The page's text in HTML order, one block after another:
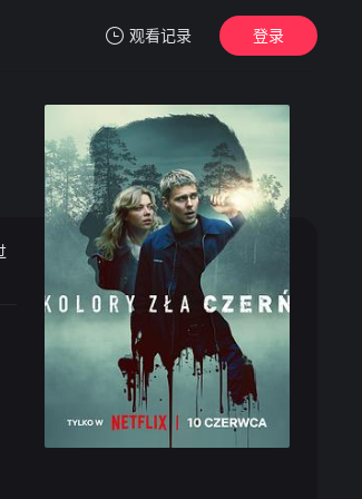
观看记录
观看影片的记录
登录